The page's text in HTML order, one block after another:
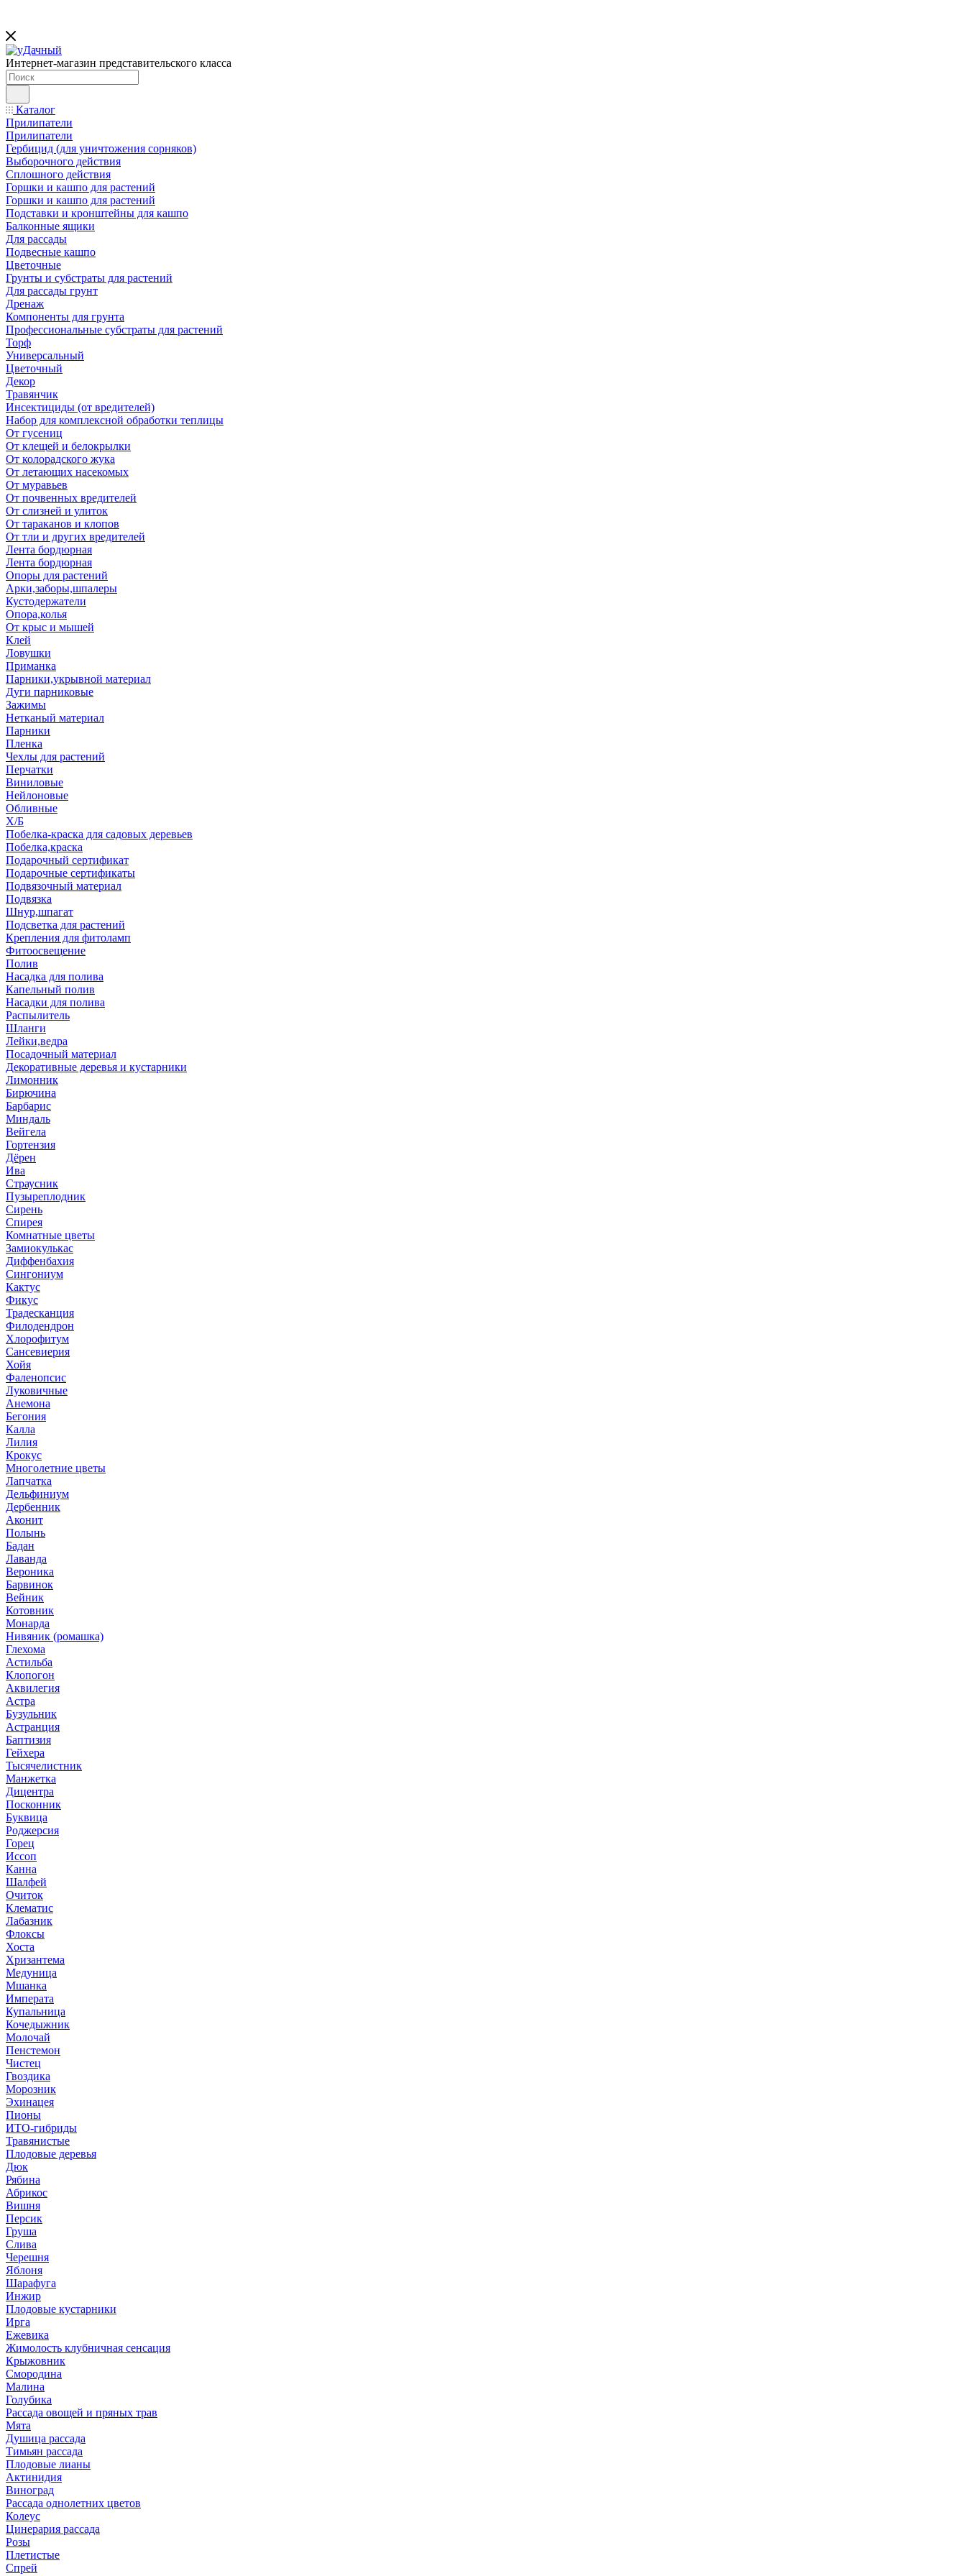
Интернет-магазин представительского класса
Каталог
Прилипатели
Прилипатели
Гербицид (для уничтожения сорняков)
Выборочного действия
Сплошного действия
Горшки и кашпо для растений
Горшки и кашпо для растений
Подставки и кронштейны для кашпо
Балконные ящики
Для рассады
Подвесные кашпо
Цветочные
Грунты и субстраты для растений
Для рассады грунт
Дренаж
Компоненты для грунта
Профессиональные субстраты для растений
Торф
Универсальный
Цветочный
Декор
Травянчик
Инсектициды (от вредителей)
Набор для комплексной обработки теплицы
От гусениц
От клещей и белокрылки
От колорадского жука
От летающих насекомых
От муравьев
От почвенных вредителей
От слизней и улиток
От тараканов и клопов
От тли и других вредителей
Лента бордюрная
Лента бордюрная
Опоры для растений
Арки,заборы,шпалеры
Кустодержатели
Опора,колья
От крыс и мышей
Клей
Ловушки
Приманка
Парники,укрывной материал
Дуги парниковые
Зажимы
Нетканый материал
Парники
Пленка
Чехлы для растений
Перчатки
Виниловые
Нейлоновые
Обливные
Х/Б
Побелка-краска для садовых деревьев
Побелка,краска
Подарочный сертификат
Подарочные сертификаты
Подвязочный материал
Подвязка
Шнур,шпагат
Подсветка для растений
Крепления для фитоламп
Фитоосвещение
Полив
Насадка для полива
Капельный полив
Насадки для полива
Распылитель
Шланги
Лейки,ведра
Посадочный материал
Декоративные деревья и кустарники
Лимонник
Бирючина
Барбарис
Миндаль
Вейгела
Гортензия
Дёрен
Ива
Страусник
Пузыреплодник
Сирень
Спирея
Комнатные цветы
Замиокулькас
Диффенбахия
Сингониум
Кактус
Фикус
Традесканция
Филодендрон
Хлорофитум
Сансевиерия
Хойя
Фаленопсис
Луковичные
Анемона
Бегония
Калла
Лилия
Крокус
Многолетние цветы
Лапчатка
Дельфиниум
Дербенник
Аконит
Полынь
Бадан
Лаванда
Вероника
Барвинок
Вейник
Котовник
Монарда
Нивяник (ромашка)
Глехома
Астильба
Клопогон
Аквилегия
Астра
Бузульник
Астранция
Баптизия
Гейхера
Тысячелистник
Манжетка
Дицентра
Посконник
Буквица
Роджерсия
Горец
Иссоп
Канна
Шалфей
Очиток
Клематис
Лабазник
Флоксы
Хоста
Хризантема
Медуница
Мшанка
Императа
Купальница
Кочедыжник
Молочай
Пенстемон
Чистец
Гвоздика
Морозник
Эхинацея
Пионы
ИТО-гибриды
Травянистые
Плодовые деревья
Дюк
Рябина
Абрикос
Вишня
Персик
Груша
Слива
Черешня
Яблоня
Шарафуга
Инжир
Плодовые кустарники
Ирга
Ежевика
Жимолость клубничная сенсация
Крыжовник
Смородина
Малина
Голубика
Рассада овощей и пряных трав
Мята
Душица рассада
Тимьян рассада
Плодовые лианы
Актинидия
Виноград
Рассада однолетних цветов
Колеус
Цинерария рассада
Розы
Плетистые
Спрей